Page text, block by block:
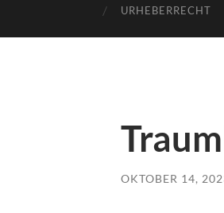
URHEBERRECHT
OKTOBER 14,